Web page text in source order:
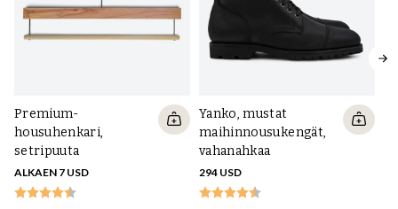
Premium-
housuhenkari,
setripuuta
ALKAEN 7 USD
Yanko, mustat
maihinnousukengät,
vahanahkaa
294 USD